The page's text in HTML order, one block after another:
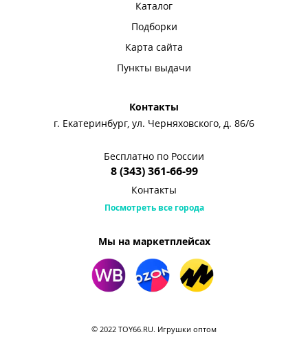
Каталог
Подборки
Карта сайта
Пункты выдачи
Контакты
г. Екатеринбург, ул. Черняховского, д. 86/6
Бесплатно по России
8 (343) 361-66-99
Контакты
Посмотреть все города
Мы на маркетплейсах
© 2022 TOY66.RU. Игрушки оптом